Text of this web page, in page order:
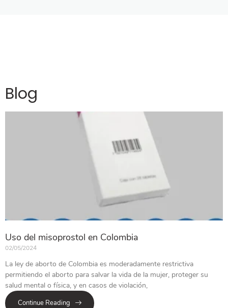
Blog
Uso del misoprostol en Colombia
02/05/2024
La ley de aborto de Colombia es moderadamente restrictiva
permitiendo el aborto para salvar la vida de la mujer, proteger su
salud mental o física, y en casos de violación,
Continue Reading